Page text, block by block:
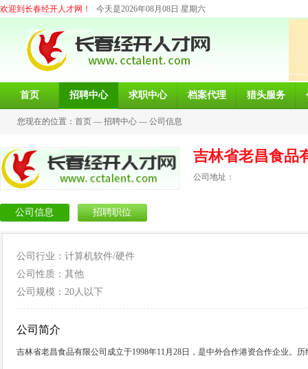
欢迎到长春经开人才网！ 今天是2026年08月08日 星期六
首页 招聘中心 求职中心 档案代理 猎头服务
您现在的位置： 首页 — 招聘中心 — 公司信息
吉林省老昌食品
公司地址：
公司信息 招聘职位
公司行业：计算机软件/硬件
公司性质：其他
公司规模：20人以下
公司简介
吉林省老昌食品有限公司成立于1998年11月28日，是中外合作港资合作企业。